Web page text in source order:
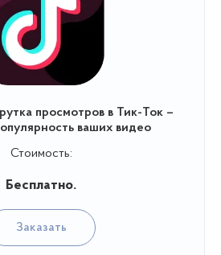
просмотров в Тик-Ток –
ваших видео
Стоимость:
Бесплатно.
Заказать